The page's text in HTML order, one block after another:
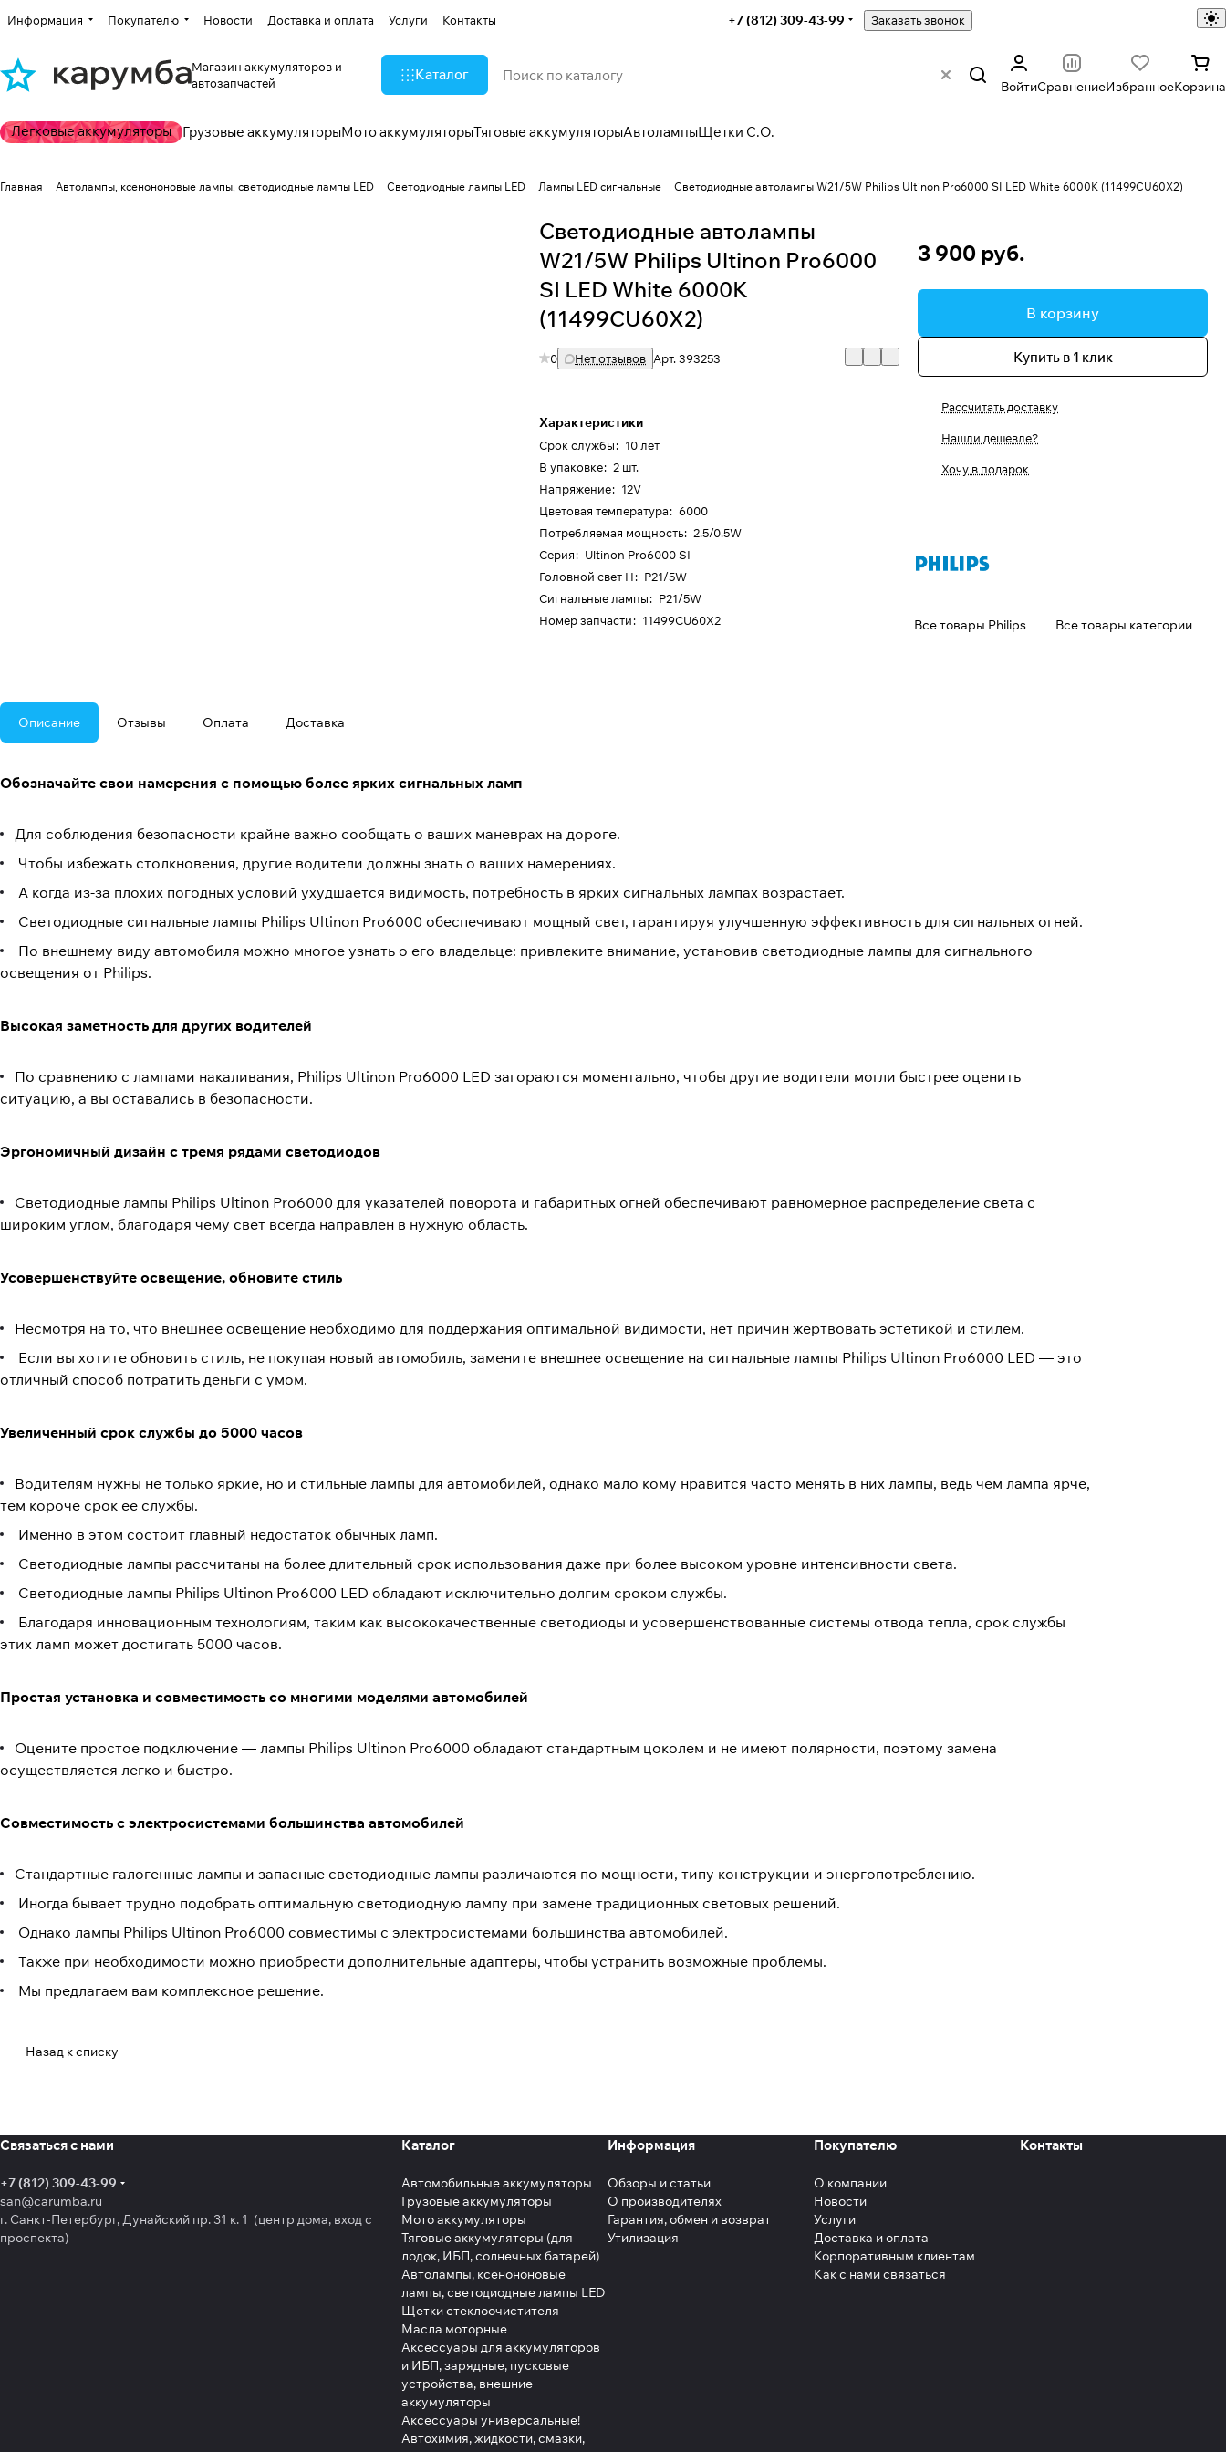
Информация Покупателю Новости Доставка и оплата Услуги Контакты +7 (812) 309-43-99 Заказать звонок
Магазин аккумуляторов и
автозапчастей
Каталог
ВойтиСравнениеИзбранноеКорзина
Легковые аккумуляторы Грузовые аккумуляторыМото аккумуляторыТяговые аккумуляторыАвтолампыЩетки С.О.
Главная Автолампы, ксенононовые лампы, светодиодные лампы LED Светодиодные лампы LED Лампы LED сигнальные Светодиодные автолампы W21/5W Philips Ultinon Pro6000 SI LED White 6000K (11499CU60X2)
Светодиодные автолампы
W21/5W Philips Ultinon Pro6000
SI LED White 6000K
(11499CU60X2)
0 Нет отзывов Арт.393253
Характеристики
Срок службы: 10 лет
В упаковке: 2 шт.
Напряжение: 12V
Цветовая температура: 6000
Потребляемая мощность: 2.5/0.5W
Серия: Ultinon Pro6000 SI
Головной свет H: P21/5W
Сигнальные лампы: P21/5W
Номер запчасти: 11499CU60X2
3 900 руб.
В корзину
Купить в 1 клик
Рассчитать доставку
Нашли дешевле?
Хочу в подарок
Все товары Philips Все товары категории
Описание Отзывы Оплата Доставка
Обозначайте свои намерения с помощью более ярких сигнальных ламп
Для соблюдения безопасности крайне важно сообщать о ваших маневрах на дороге.
Чтобы избежать столкновения, другие водители должны знать о ваших намерениях.
А когда из-за плохих погодных условий ухудшается видимость, потребность в ярких сигнальных лампах возрастает.
Светодиодные сигнальные лампы Philips Ultinon Pro6000 обеспечивают мощный свет, гарантируя улучшенную эффективность для сигнальных огней.
По внешнему виду автомобиля можно многое узнать о его владельце: привлеките внимание, установив светодиодные лампы для сигнального
освещения от Philips.
Высокая заметность для других водителей
По сравнению с лампами накаливания, Philips Ultinon Pro6000 LED загораются моментально, чтобы другие водители могли быстрее оценить
ситуацию, а вы оставались в безопасности.
Эргономичный дизайн с тремя рядами светодиодов
Светодиодные лампы Philips Ultinon Pro6000 для указателей поворота и габаритных огней обеспечивают равномерное распределение света с
широким углом, благодаря чему свет всегда направлен в нужную область.
Усовершенствуйте освещение, обновите стиль
Несмотря на то, что внешнее освещение необходимо для поддержания оптимальной видимости, нет причин жертвовать эстетикой и стилем.
Если вы хотите обновить стиль, не покупая новый автомобиль, замените внешнее освещение на сигнальные лампы Philips Ultinon Pro6000 LED — это
отличный способ потратить деньги с умом.
Увеличенный срок службы до 5000 часов
Водителям нужны не только яркие, но и стильные лампы для автомобилей, однако мало кому нравится часто менять в них лампы, ведь чем лампа ярче,
тем короче срок ее службы.
Именно в этом состоит главный недостаток обычных ламп.
Светодиодные лампы рассчитаны на более длительный срок использования даже при более высоком уровне интенсивности света.
Светодиодные лампы Philips Ultinon Pro6000 LED обладают исключительно долгим сроком службы.
Благодаря инновационным технологиям, таким как высококачественные светодиоды и усовершенствованные системы отвода тепла, срок службы
этих ламп может достигать 5000 часов.
Простая установка и совместимость со многими моделями автомобилей
Оцените простое подключение — лампы Philips Ultinon Pro6000 обладают стандартным цоколем и не имеют полярности, поэтому замена
осуществляется легко и быстро.
Совместимость с электросистемами большинства автомобилей
Стандартные галогенные лампы и запасные светодиодные лампы различаются по мощности, типу конструкции и энергопотреблению.
Иногда бывает трудно подобрать оптимальную светодиодную лампу при замене традиционных световых решений.
Однако лампы Philips Ultinon Pro6000 совместимы с электросистемами большинства автомобилей.
Также при необходимости можно приобрести дополнительные адаптеры, чтобы устранить возможные проблемы.
Мы предлагаем вам комплексное решение.
Назад к списку
Связаться с нами
+7 (812) 309-43-99
san@carumba.ru
г. Санкт-Петербург, Дунайский пр. 31 к. 1 (центр дома, вход с
проспекта)
Каталог
Автомобильные аккумуляторы
Грузовые аккумуляторы
Мото аккумуляторы
Тяговые аккумуляторы (для
лодок, ИБП, солнечных батарей)
Автолампы, ксенононовые
лампы, светодиодные лампы LED
Щетки стеклоочистителя
Масла моторные
Аксессуары для аккумуляторов
и ИБП, зарядные, пусковые
устройства, внешние
аккумуляторы
Аксессуары универсальные!
Автохимия, жидкости, смазки,
Информация
Обзоры и статьи
О производителях
Гарантия, обмен и возврат
Утилизация
Покупателю
О компании
Новости
Услуги
Доставка и оплата
Корпоративным клиентам
Как с нами связаться
Контакты